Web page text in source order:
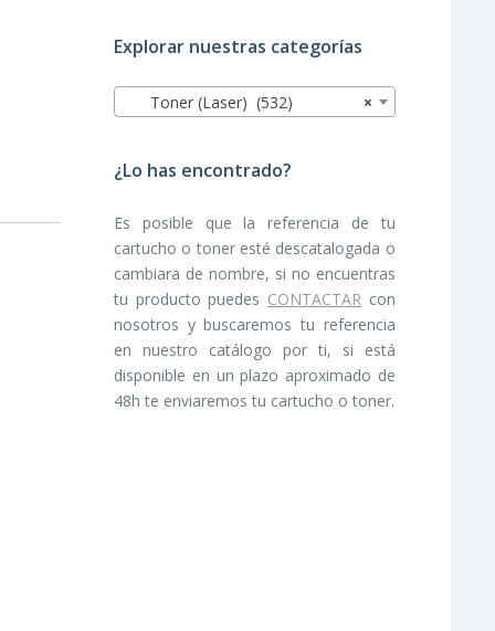
Explorar nuestras categorías
×
Toner (Laser) (532)
¿Lo has encontrado?
Es posible que la referencia de tu
cartucho o toner esté descatalogada o
cambiara de nombre, si no encuentras
tu producto puedes CONTACTAR con
nosotros y buscaremos tu referencia
en nuestro catálogo por ti, si está
disponible en un plazo aproximado de
48h te enviaremos tu cartucho o toner.